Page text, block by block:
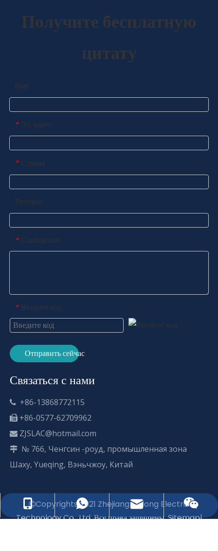
+86-13868772115
+86-13868772115
ZJSLAC@hotmail.com
Получите бесплатную
цитату
Имя
* Эл. адрес
* Страна
Телефон
* Сообщение
* Введите код
Отправить сейчас
Связаться с нами
 +86-13868772115
 +86-0577-62709962
 ZJSLAC@hotmail.com

№ 766, Ченгсин -роуд, промышленная зона
Шаху, Yueqing, Вэньчжоу, Китай
Copyrights 2021 Zhejiang Shilong Electric
Technology Co., Ltd. Все права защищены.Sitemap|